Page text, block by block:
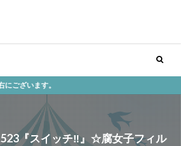
『スイッチ‼』☆腐女子フィル